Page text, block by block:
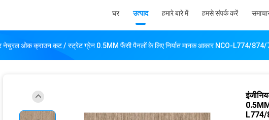
घर उत्पाद हमारे बारे में हमसे संपर्क करें
नेचुरल ओक क्राउन कट / स्ट्रेट ग्रेन 0.5MM फैंसी पैनलों के लिए निर्यात मानक आकार NCO-L774/